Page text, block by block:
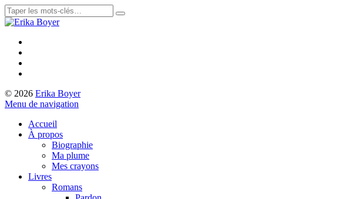
© 2026 Erika Boyer
Menu de navigation
Accueil
À propos
Biographie
Ma plume
Mes crayons
Livres
Romans